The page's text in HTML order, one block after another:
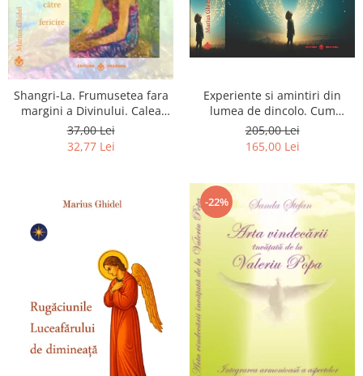
Shangri-La. Frumusetea fara
margini a Divinului. Calea
catre fericire
37,00 Lei
32,77 Lei
Experiente si amintiri din
lumea de dincolo. Cum
obtinem puteri
extrasenzoriale - cu exercitii
205,00 Lei
165,00 Lei
-22%